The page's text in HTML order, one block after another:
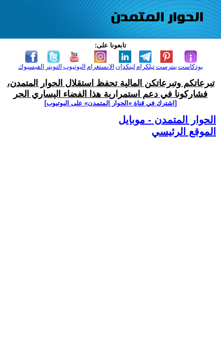
تابعونا على:
الفيسبوك التويتر اليوتيوب الانستغرام لينكدإن تيلكرامبنترست بودكاست
تبرعاتكم وتبرعاتكن المالية تحفظ استقلال الحوار المتمدن،
فشاركونا في دعم استمرارية هذا الفضاء اليساري الحر
[اشترك في قناة ‫«الحوار المتمدن» على اليوتيوب]
الحوار المتمدن - موبايل
الموقع الرئيسي